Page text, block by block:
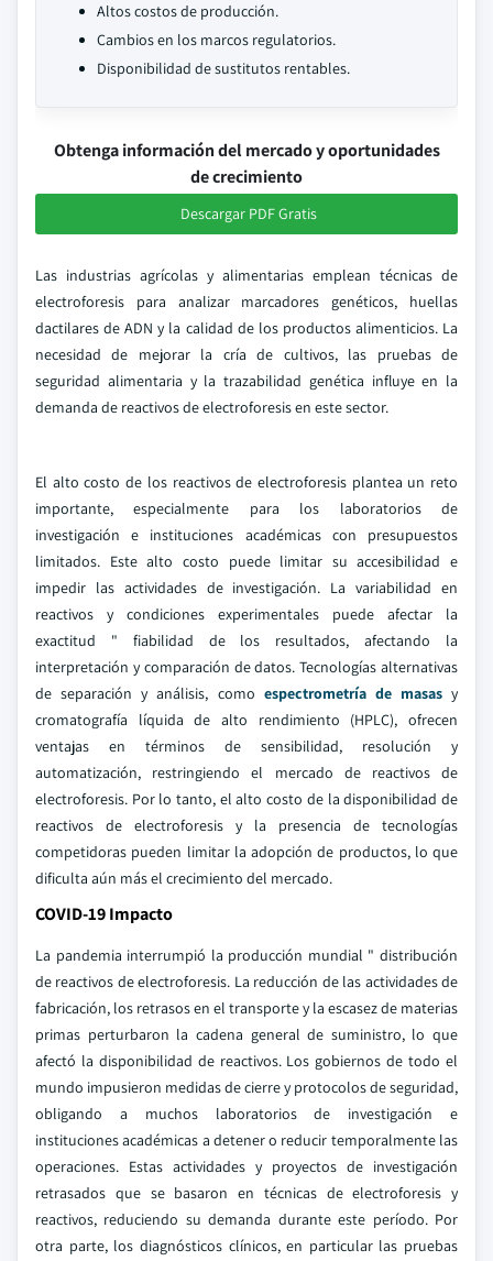
Altos costos de producción.
Cambios en los marcos regulatorios.
Disponibilidad de sustitutos rentables.
Obtenga información del mercado y oportunidades
de crecimiento
Descargar PDF Gratis
Las industrias agrícolas y alimentarias emplean técnicas de
electroforesis para analizar marcadores genéticos, huellas
dactilares de ADN y la calidad de los productos alimenticios. La
necesidad de mejorar la cría de cultivos, las pruebas de
seguridad alimentaria y la trazabilidad genética influye en la
demanda de reactivos de electroforesis en este sector.
El alto costo de los reactivos de electroforesis plantea un reto
importante, especialmente para los laboratorios de
investigación e instituciones académicas con presupuestos
limitados. Este alto costo puede limitar su accesibilidad e
impedir las actividades de investigación. La variabilidad en
reactivos y condiciones experimentales puede afectar la
exactitud " fiabilidad de los resultados, afectando la
interpretación y comparación de datos. Tecnologías alternativas
de separación y análisis, como espectrometría de masasy
cromatografía líquida de alto rendimiento (HPLC), ofrecen
ventajas en términos de sensibilidad, resolución y
automatización, restringiendo el mercado de reactivos de
electroforesis. Por lo tanto, el alto costo de la disponibilidad de
reactivos de electroforesis y la presencia de tecnologías
competidoras pueden limitar la adopción de productos, lo que
dificulta aún más el crecimiento del mercado.
COVID-19 Impacto
La pandemia interrumpió la producción mundial " distribución
de reactivos de electroforesis. La reducción de las actividades de
fabricación, los retrasos en el transporte y la escasez de materias
primas perturbaron la cadena general de suministro, lo que
afectó la disponibilidad de reactivos. Los gobiernos de todo el
mundo impusieron medidas de cierre y protocolos de seguridad,
obligando a muchos laboratorios de investigación e
instituciones académicas a detener o reducir temporalmente las
operaciones. Estas actividades y proyectos de investigación
retrasados que se basaron en técnicas de electroforesis y
reactivos, reduciendo su demanda durante este período. Por
otra parte, los diagnósticos clínicos, en particular las pruebas